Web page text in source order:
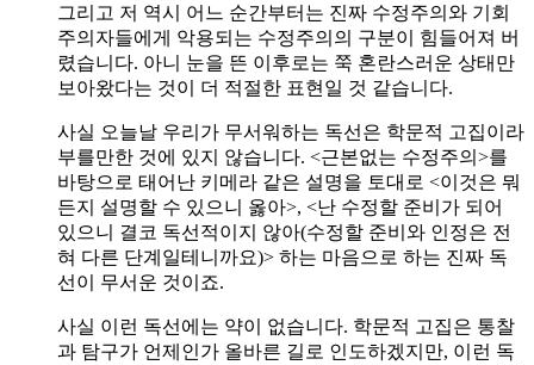
그리고 저 역시 어느 순간부터는 진짜 수정주의와 기회
주의자들에게 악용되는 수정주의의 구분이 힘들어져 버
렸습니다. 아니 눈을 뜬 이후로는 쭉 혼란스러운 상태만
보아왔다는 것이 더 적절한 표현일 것 같습니다.
사실 오늘날 우리가 무서워하는 독선은 학문적 고집이라
부를만한 것에 있지 않습니다. <근본없는 수정주의>를
바탕으로 태어난 키메라 같은 설명을 토대로 <이것은 뭐
든지 설명할 수 있으니 옳아>, <난 수정할 준비가 되어
있으니 결코 독선적이지 않아(수정할 준비와 인정은 전
혀 다른 단계일테니까요)> 하는 마음으로 하는 진짜 독
선이 무서운 것이죠.
사실 이런 독선에는 약이 없습니다. 학문적 고집은 통찰
과 탐구가 언제인가 올바른 길로 인도하겠지만, 이런 독